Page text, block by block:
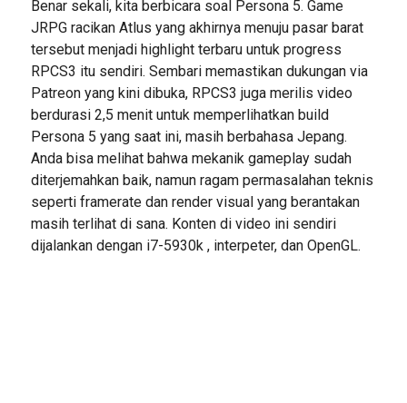
Benar sekali, kita berbicara soal Persona 5. Game
JRPG racikan Atlus yang akhirnya menuju pasar barat
tersebut menjadi highlight terbaru untuk progress
RPCS3 itu sendiri. Sembari memastikan dukungan via
Patreon yang kini dibuka, RPCS3 juga merilis video
berdurasi 2,5 menit untuk memperlihatkan build
Persona 5 yang saat ini, masih berbahasa Jepang.
Anda bisa melihat bahwa mekanik gameplay sudah
diterjemahkan baik, namun ragam permasalahan teknis
seperti framerate dan render visual yang berantakan
masih terlihat di sana. Konten di video ini sendiri
dijalankan dengan i7-5930k , interpeter, dan OpenGL.